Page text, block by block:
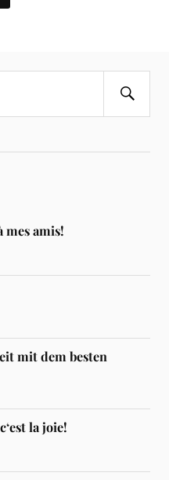
mes amis!
mit dem besten
la joie!